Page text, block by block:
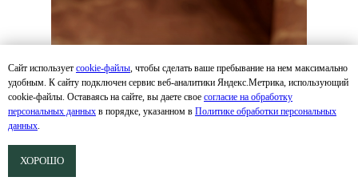
Сайт использует cookie-файлы, чтобы сделать ваше пребывание на нем максимально
удобным. К cайту подключен сервис веб-аналитики Яндекс.Метрика, использующий
cookie-файлы. Оставаясь на сайте, вы даете свое согласие на обработку
персональных данных в порядке, указанном в Политике обработки персональных
данных.
ХОРОШО